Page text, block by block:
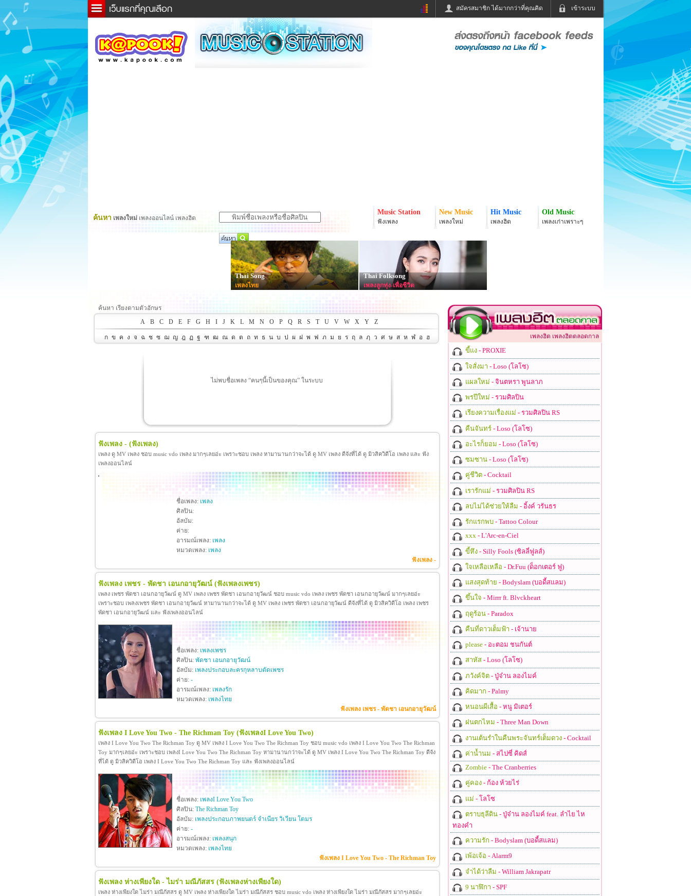
เข้าระบบ
สมัครสมาชิก ได้มากกว่าที่คุณคิด
ข่าวด่วน ข่าวสั้น
ละคร
หนังใหม่
ฟังวิทยุออนไลน์
หมากรุกไทย
Email
ค้นหา เพลงใหม่ เพลงออนไลน์ เพลงฮิต
Music Station
ฟังเพลง
New Music
เพลงใหม่
Hit Music
เพลงฮิต
Old Music
เพลงเก่าเพราะๆ
Thai Song
เพลงไทย
Thai Folksong
เพลงลูกทุ่ง-เพื่อชีวิต
ค้นหา เรียงตามตัวอักษร
A
B C D E F G H I J K L M N O P Q R S T U V W X Y Z
ก ข ค ง จ ฉ ช ซ ฌ ญ ฎ ฏ ฐ ฑ ฒ ณ ด ต ถ ท ธ น บ ป ผ ฝ พ ฟ ภ ม ย ร ฤ ล ฦ ว ศ ษ ส ห ฬ อ ฮ
ไม่พบชื่อเพลง “คนๆนี้เป็นของคุณ” ในระบบ
ฟังเพลง - (ฟังเพลง)
เพลง ดู MV เพลง ชอบ music vdo เพลง มากๆเลยอ่ะ เพราะชอบ เพลง หามานานกว่าจะได้ ดู MV เพลง ดีจังที่ได้ ดู มิวสิควิดีโอ เพลง และ ฟัง
เพลงออนไลน์
ชื่อเพลง: เพลง
ศิลปิน:
อัลบัม:
ค่าย:
อารมณ์เพลง: เพลง
หมวดเพลง: เพลง
ฟังเพลง -
ฟังเพลง เพชร - พัดชา เอนกอายุวัฒน์ (ฟังเพลงเพชร)
เพลง เพชร พัดชา เอนกอายุวัฒน์ ดู MV เพลง เพชร พัดชา เอนกอายุวัฒน์ ชอบ music vdo เพลง เพชร พัดชา เอนกอายุวัฒน์ มากๆเลยอ่ะ
เพราะชอบ เพลงเพชร พัดชา เอนกอายุวัฒน์ หามานานกว่าจะได้ ดู MV เพลง เพชร พัดชา เอนกอายุวัฒน์ ดีจังที่ได้ ดู มิวสิควิดีโอ เพลง เพชร
พัดชา เอนกอายุวัฒน์ และ ฟังเพลงออนไลน์
ชื่อเพลง: เพลงเพชร
ศิลปิน: พัดชา เอนกอายุวัฒน์
อัลบัม: เพลงประกอบละครกุหลาบตัดเพชร
ค่าย: -
อารมณ์เพลง: เพลงรัก
หมวดเพลง: เพลงไทย
ฟังเพลง เพชร - พัดชา เอนกอายุวัฒน์
ฟังเพลง I Love You Two - The Richman Toy (ฟังเพลงI Love You Two)
เพลง I Love You Two The Richman Toy ดู MV เพลง I Love You Two The Richman Toy ชอบ music vdo เพลง I Love You Two The Richman
Toy มากๆเลยอ่ะ เพราะชอบ เพลงI Love You Two The Richman Toy หามานานกว่าจะได้ ดู MV เพลง I Love You Two The Richman Toy ดีจัง
ที่ได้ ดู มิวสิควิดีโอ เพลง I Love You Two The Richman Toy และ ฟังเพลงออนไลน์
ชื่อเพลง: เพลงI Love You Two
ศิลปิน: The Richman Toy
อัลบัม: เพลงประกอบภาพยนตร์ จำเนียร วิเวียน โตมร
ค่าย: -
อารมณ์เพลง: เพลงสนุก
หมวดเพลง: เพลงไทย
ฟังเพลง I Love You Two - The Richman Toy
ฟังเพลง ห่างเพียงใด - ไมร่า มณีภัสสร (ฟังเพลงห่างเพียงใด)
เพลง ห่างเพียงใด ไมร่า มณีภัสสร ดู MV เพลง ห่างเพียงใด ไมร่า มณีภัสสร ชอบ music vdo เพลง ห่างเพียงใด ไมร่า มณีภัสสร มากๆเลยอ่ะ
เพลงฮิต เพลงฮิตตลอดกาล
ขี้แง- PROXIE
ใจสั่งมา - Loso (โลโซ)
แผลใหม่ - จินตหรา พูนลาภ
พรปีใหม่ - รวมศิลปิน
เรียงความเรื่องแม่ - รวมศิลปิน RS
คืนจันทร์- Loso (โลโซ)
อะไรก็ยอม - Loso (โลโซ)
ซมซาน- Loso (โลโซ)
คู่ชีวิต- Cocktail
เรารักแม่ - รวมศิลปิน RS
ลบไม่ได้ช่วยให้ลืม - อิ้งค์ วรันธร
รักแรกพบ- Tattoo Colour
xxx- L'Arc-en-Ciel
ขี้หึง- Silly Fools (ซิลลี่ฟูลส์)
ใจเหลือเหลือ - Dr.Fuu (ด็อกเตอร์ ฟู)
แสงสุดท้าย - Bodyslam (บอดี้สแลม)
ขึ้นใจ - Mirrr ft. Blvckheart
ฤดูร้อน- Paradox
คืนที่ดาวเต็มฟ้า - เจ้านาย
please- อะตอม ชนกันต์
สาหัส- Loso (โลโซ)
ภวังค์จิต- ปู่จ๋าน ลองไมค์
คิดมาก - Palmy
หนอนผีเสื้อ - หนู มิเตอร์
ฝนตกไหม - Three Man Down
งานเต้นรำในคืนพระจันทร์เต็มดวง- Cocktail
ค่าน้ำนม - สไปซี่ คิดส์
Zombie- The Cranberries
คู่คอง- ก้อง ห้วยไร่
แม่ - โลโซ
ตราบธุลีดิน- ปู่จ๋าน ลองไมค์ feat. ลำไย ไห
ทองคำ
ความรัก - Bodyslam (บอดี้สแลม)
เพ้อเจ้อ - Alarm9
จำได้ว่าลืม - William Jakrapatr
9 นาฬิกา - SPF